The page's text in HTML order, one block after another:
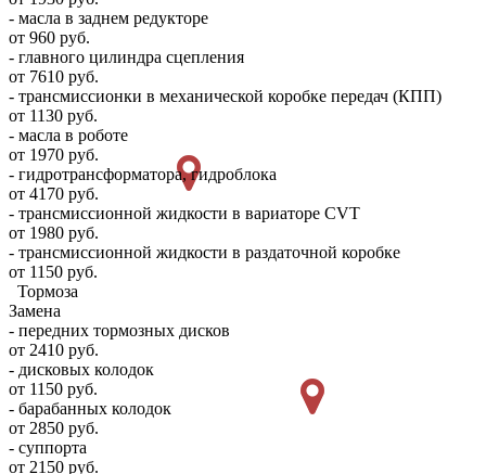
- масла в заднем редукторе
от 960 руб.
- главного цилиндра сцепления
от 7610 руб.
- трансмиссионки в механической коробке передач (КПП)
от 1130 руб.
- масла в роботе
от 1970 руб.
- гидротрансформатора, гидроблока
от 4170 руб.
- трансмиссионной жидкости в вариаторе CVT
от 1980 руб.
- трансмиссионной жидкости в раздаточной коробке
от 1150 руб.
Тормоза
Замена
- передних тормозных дисков
от 2410 руб.
- дисковых колодок
от 1150 руб.
- барабанных колодок
от 2850 руб.
- суппорта
от 2150 руб.